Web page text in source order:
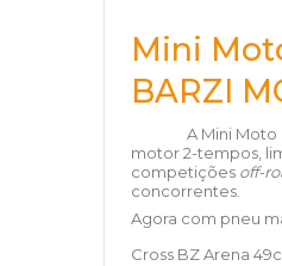
Mini
BARZI
A Mini
motor 2-tempos,
competições off-
concorrentes.
Agora com pneu
Cross BZ Arena